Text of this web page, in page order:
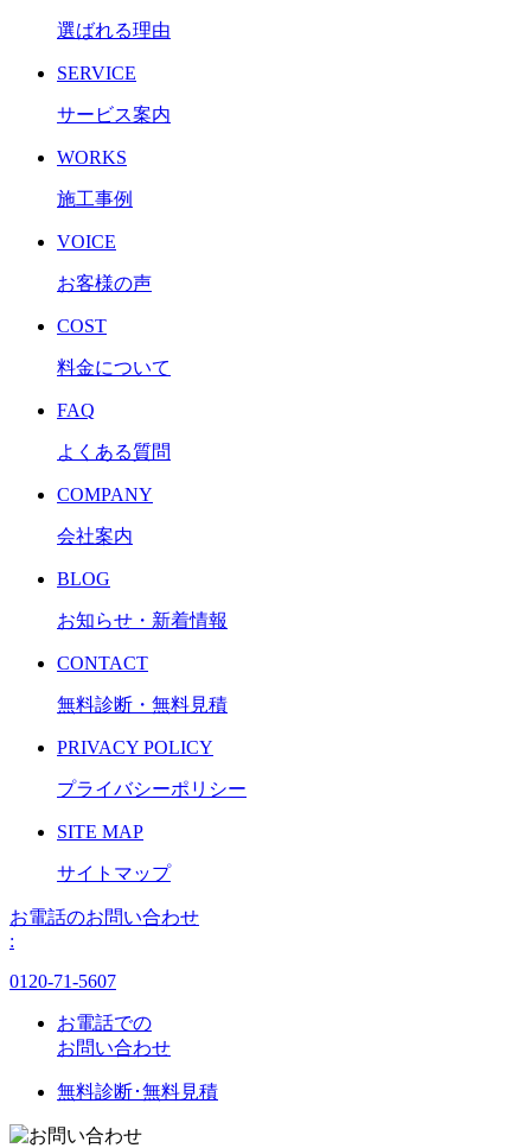
選ばれる理由
SERVICE
サービス案内
WORKS
施工事例
VOICE
お客様の声
COST
料金について
FAQ
よくある質問
COMPANY
会社案内
BLOG
お知らせ・新着情報
CONTACT
無料診断・無料見積
PRIVACY POLICY
プライバシーポリシー
SITE MAP
サイトマップ
お電話のお問い合わせ
:
0120-71-5607
お電話での
お問い合わせ
無料診断･無料見積